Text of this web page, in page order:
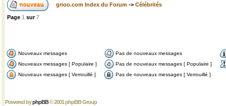
grioo.com Index du Forum -> Célébrités
Page 1 sur7
Nouveaux messages
Pas de nouveaux messages
Nouveaux messages [ Populaire ]
Pas de nouveaux messages [ Populaire ]
Nouveaux messages [ Verrouillé ]
Pas de nouveaux messages [ Verrouillé ]
Powered byphpBB© 2001 phpBB Group